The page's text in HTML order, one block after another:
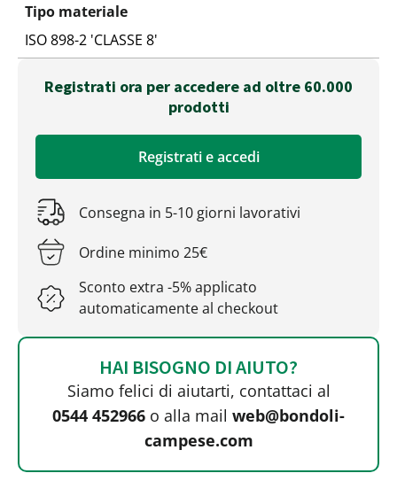
Tipo materiale
ISO 898-2 'CLASSE 8'
Registrati ora per accedere ad oltre 60.000
prodotti
Registrati e accedi
Consegna in 5-10 giorni lavorativi
Ordine minimo 25€
Sconto extra -5% applicato
automaticamente al checkout
HAI BISOGNO DI AIUTO?
Siamo felici di aiutarti, contattaci al
0544 452966 o alla mail web@bondoli-
campese.com